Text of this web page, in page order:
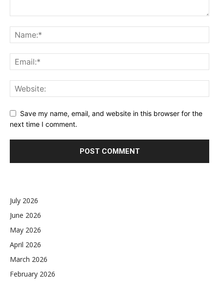
Save my name, email, and website in this browser for the
next time I comment.
July 2026
June 2026
May 2026
April 2026
March 2026
February 2026